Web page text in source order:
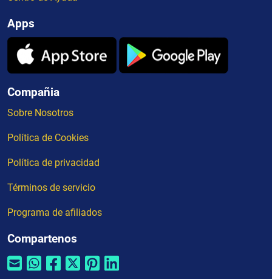
Apps
Compañia
Sobre Nosotros
Política de Cookies
Política de privacidad
Términos de servicio
Programa de afiliados
Compartenos